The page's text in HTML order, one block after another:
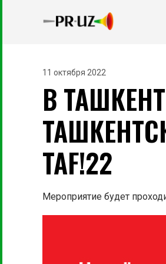
11 октября 2022
В
TAF!22
Мероприятие будет